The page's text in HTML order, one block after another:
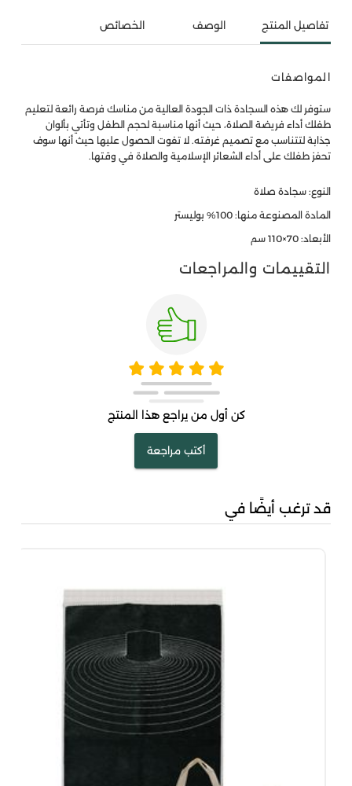
تفاصيل المنتج الوصف الخصائص
المواصفات
ستوفر لك هذه السجادة ذات الجودة العالية من مناسك فرصة رائعة لتعليم
طفلك أداء فريضة الصلاة، حيث أنها مناسبة لحجم الطفل وتأتي بألوان
جذابة لتتناسب مع تصميم غرفته. لا تفوت الحصول عليها حيث أنها سوف
تحفز طفلك على أداء الشعائر الإسلامية والصلاة في وقتها.
النوع: سجادة صلاة
المادة المصنوعة منها: 100% بوليستر
الأبعاد: 70×110 سم
التقييمات والمراجعات
كن أول من يراجع هذا المنتج
أكتب مراجعة
قد ترغب أيضًا في